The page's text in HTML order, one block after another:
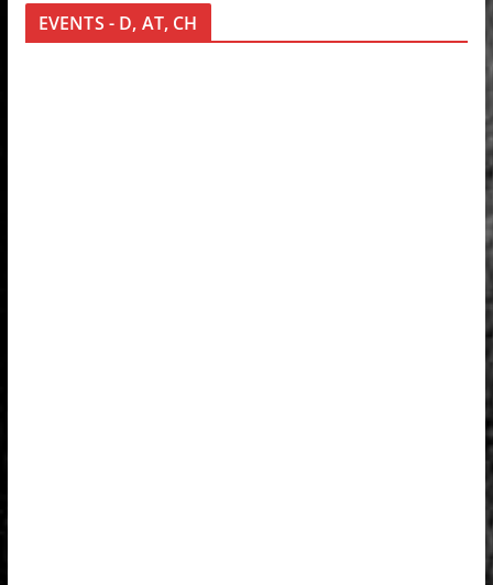
EVENTS - D, AT, CH